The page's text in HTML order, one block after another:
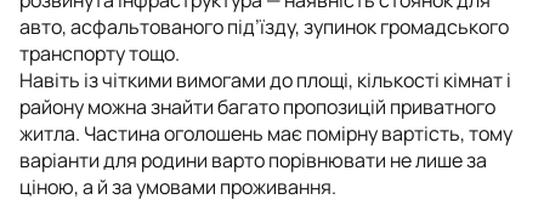
авто, асфальтованого під’їзду, зупинок громадського
транспорту тощо.
Навіть із чіткими вимогами до площі, кількості кімнат і
району можна знайти багато пропозицій приватного
житла. Частина оголошень має помірну вартість, тому
варіанти для родини варто порівнювати не лише за
ціною, а й за умовами проживання.